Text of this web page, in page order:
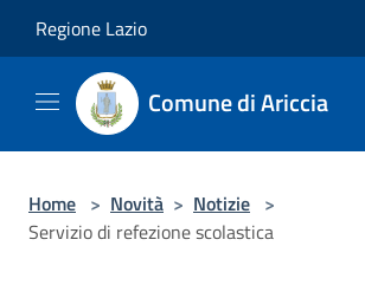
Regione Lazio
Comune di Ariccia
Home > Novità > Notizie >
Servizio di refezione scolastica